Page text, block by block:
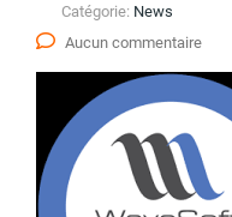
Catégorie: News
Aucun commentaire